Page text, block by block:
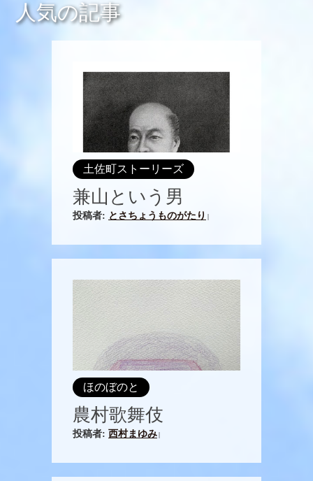
人気の記事
土佐町ストーリーズ
兼山という男
投稿者: とさちょうものがたり
ほのぼのと
農村歌舞伎
投稿者: 西村まゆみ